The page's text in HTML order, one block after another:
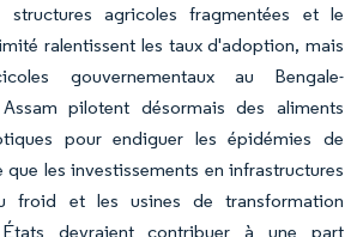
structures agricoles fragmentées et le
ralentissent les taux d'adoption, mais
gouvernementaux au Bengale-
pilotent désormais des aliments
pour endiguer les épidémies de
que les investissements en infrastructures
froid et les usines de transformation
devraient contribuer à une part